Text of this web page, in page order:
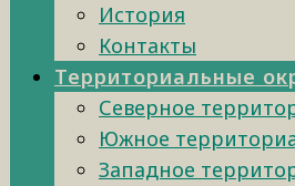
История
Контакты
Территориальные
Северное
Южное
Западное